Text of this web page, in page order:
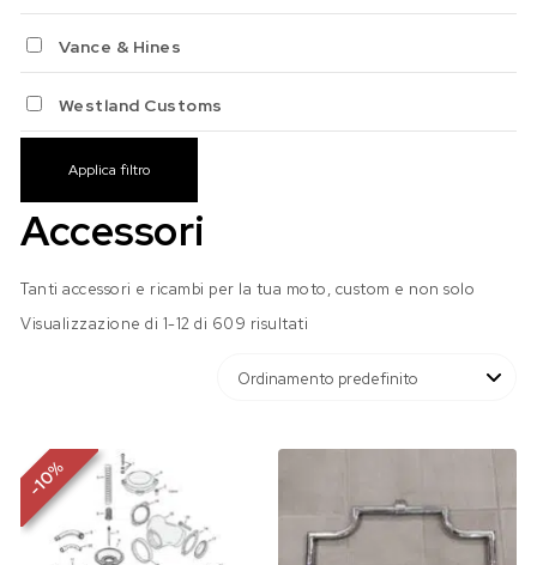
Vance & Hines
Westland Customs
Applica filtro
Accessori
Tanti accessori e ricambi per la tua moto, custom e non solo
Visualizzazione di 1-12 di 609 risultati
-
10
%